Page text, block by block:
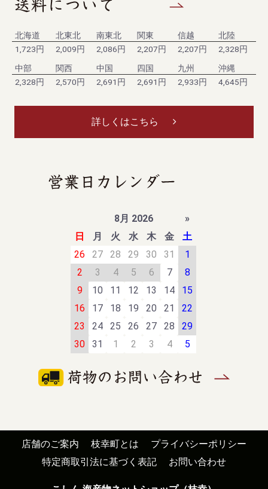
北海道
1,723円
北東北
2,009円
南東北
2,086円
関東
2,207円
信越
2,207円
北陸
2,328円
中部
2,328円
関西
2,570円
中国
2,691円
四国
2,691円
九州
2,933円
沖縄
4,645円
詳しくはこちら
8月 2026
»
日
月 火 水 木 金
土
26
27 28 29 30 31
1
2
3 4 5 6 7
8
9
10 11 12 13 14
15
16
17 18 19 20 21
22
23
24 25 26 27 28
29
30
31 1 2 3 4 5
店舗のご案内 枝幸町とは
プライバシーポリシー
特定商取引法に基づく表記
お問い合わせ